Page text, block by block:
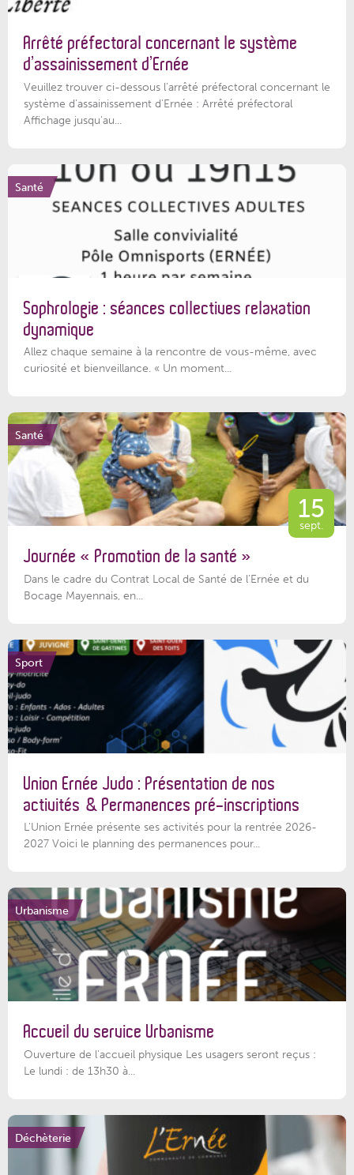
Arrêté préfectoral concernant le système
d’assainissement d’Ernée
Veuillez trouver ci-dessous l’arrêté préfectoral concernant le
système d'assainissement d'Ernée : Arrêté préfectoral
Affichage jusqu'au...
Santé
Sophrologie : séances collectives relaxation
dynamique
Allez chaque semaine à la rencontre de vous-même, avec
curiosité et bienveillance. « Un moment...
Santé
15
sept.
Journée « Promotion de la santé »
Dans le cadre du Contrat Local de Santé de l’Ernée et du
Bocage Mayennais, en...
Sport
Union Ernée Judo : Présentation de nos
activités & Permanences pré-inscriptions
L'Union Ernée présente ses activités pour la rentrée 2026-
2027 Voici le planning des permanences pour...
Urbanisme
Accueil du service Urbanisme
Ouverture de l'accueil physique Les usagers seront reçus :
Le lundi : de 13h30 à...
Déchèterie